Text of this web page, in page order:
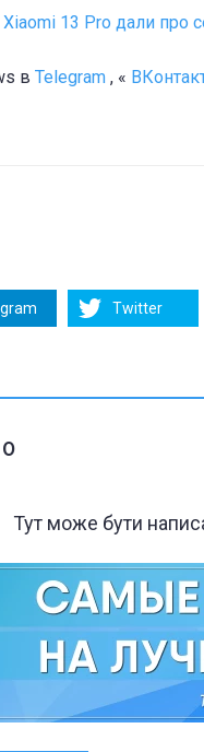
13 Pro дали про
в Telegram , «
Twitter
Тут може бути